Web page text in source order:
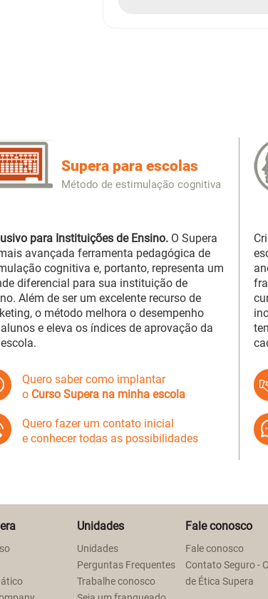
Supera para escolas
Método de estimulação cognitiva
para Instituições de Ensino. O Supera
avançada ferramenta pedagógica de
cognitiva e, portanto, representa um
diferencial para sua instituição de
Além de ser um excelente recurso de
o método melhora o desempenho
e eleva os índices de aprovação da
Quero saber como implantar
o Curso Supera na minha escola
Quero fazer um contato inicial
e conhecer todas as possibilidades
Unidades
Unidades
Perguntas Frequentes
Trabalhe conosco
Fale conosco
Fale conosco
Contato Seguro -
de Ética Supera